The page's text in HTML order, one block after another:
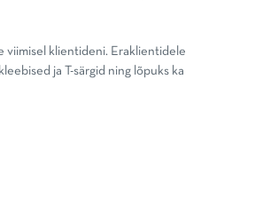
viimisel klientideni. Eraklientidele
ja T-särgid ning lõpuks ka